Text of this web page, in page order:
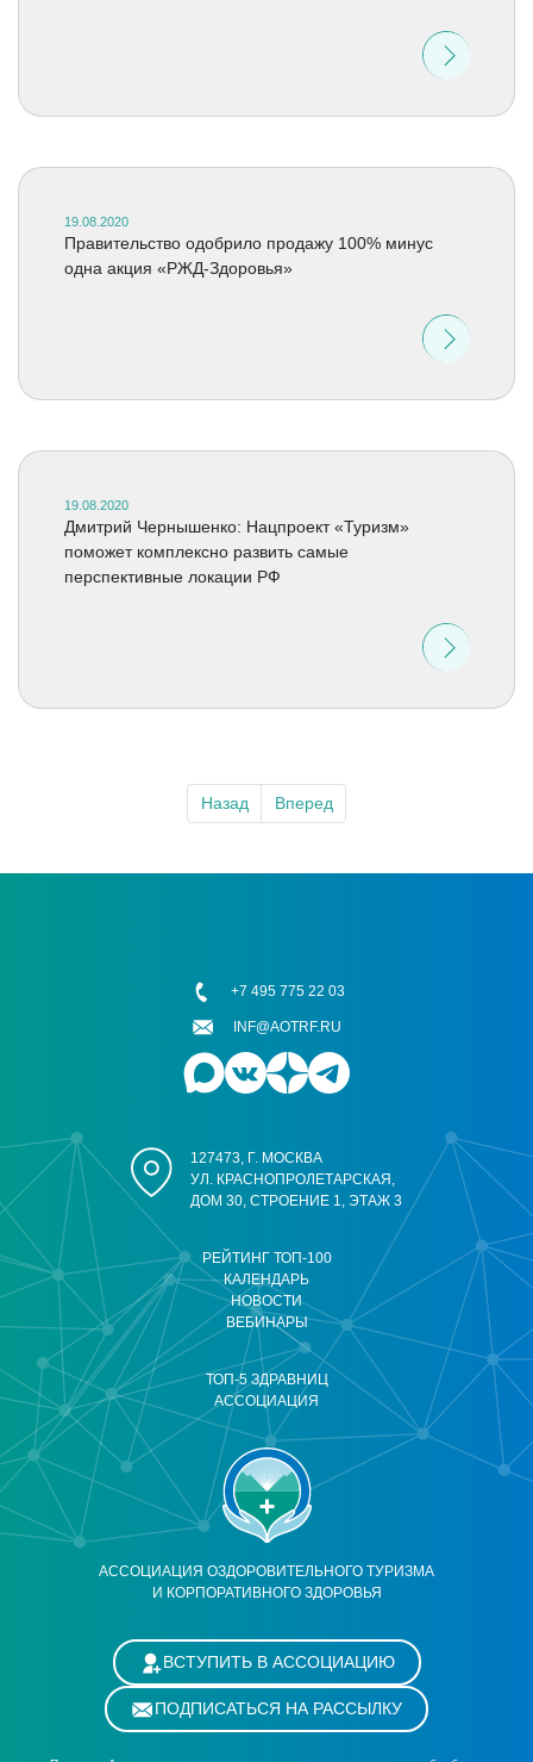
19.08.2020
Правительство одобрило продажу 100% минус
одна акция «РЖД-Здоровья»
19.08.2020
Дмитрий Чернышенко: Нацпроект «Туризм»
поможет комплексно развить самые
перспективные локации РФ
Назад Вперед
АССОЦИАЦИЯ ОЗДОРОВИТЕЛЬНОГО ТУРИЗМА
И КОРПОРАТИВНОГО ЗДОРОВЬЯ
РЕЙТИНГ ТОП-100
КАЛЕНДАРЬ
НОВОСТИ
ВЕБИНАРЫ
ТОП-5 ЗДРАВНИЦ
АССОЦИАЦИЯ
127473, Г. МОСКВА
УЛ. КРАСНОПРОЛЕТАРСКАЯ,
ДОМ 30, СТРОЕНИЕ 1, ЭТАЖ 3
+7 495 775 22 03
INF@AOTRF.RU
ВСТУПИТЬ В АССОЦИАЦИЮ
ПОДПИСАТЬСЯ НА РАССЫЛКУ